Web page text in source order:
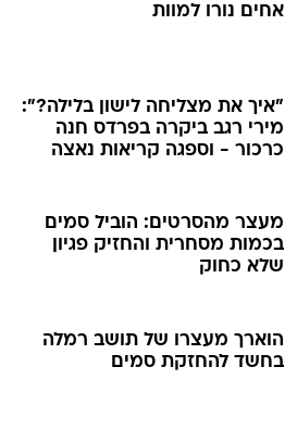
אחים נורו למוות
"איך את מצליחה לישון בלילה?":
מירי רגב ביקרה בפרדס חנה
כרכור - וספגה קריאות נאצה
מעצר מהסרטים: הוביל סמים
בכמות מסחרית והחזיק פגיון
שלא כחוק
הוארך מעצרו של תושב רמלה
בחשד להחזקת סמים